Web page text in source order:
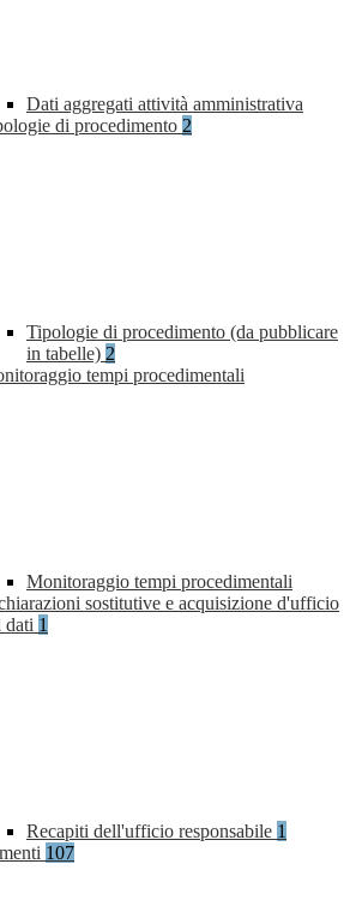
Dati aggregati attività amministrativa
di procedimento 2
Tipologie di procedimento (da pubblicare
in tabelle) 2
tempi procedimentali
Monitoraggio tempi procedimentali
sostitutive e acquisizione d'ufficio
dati 1
Recapiti dell'ufficio responsabile 1
107